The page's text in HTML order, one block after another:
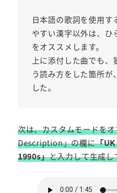
日本語の歌詞を使用す
やすい漢字以外は、ひ
をオススメします。
上に添付した曲でも、
う読み方をした箇所が
した。
次は、カスタムモードを
Description」の欄に「
1990s」と入力して生成し